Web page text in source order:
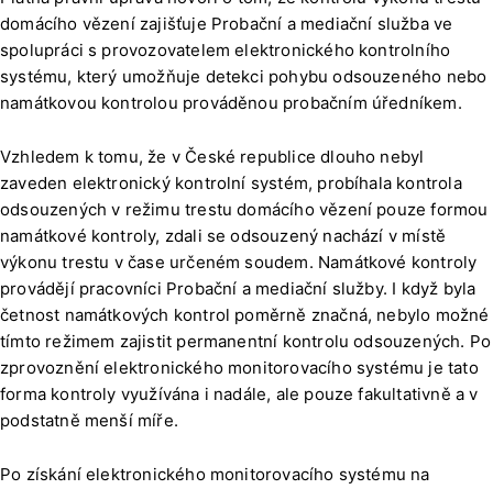
domácího vězení zajišťuje Probační a mediační služba ve
spolupráci s provozovatelem elektronického kontrolního
systému, který umožňuje detekci pohybu odsouzeného nebo
namátkovou kontrolou prováděnou probačním úředníkem.
Vzhledem k tomu, že v České republice dlouho nebyl
zaveden elektronický kontrolní systém, probíhala kontrola
odsouzených v režimu trestu domácího vězení pouze formou
namátkové kontroly, zdali se odsouzený nachází v místě
výkonu trestu v čase určeném soudem. Namátkové kontroly
provádějí pracovníci Probační a mediační služby. I když byla
četnost namátkových kontrol poměrně značná, nebylo možné
tímto režimem zajistit permanentní kontrolu odsouzených. Po
zprovoznění elektronického monitorovacího systému je tato
forma kontroly využívána i nadále, ale pouze fakultativně a v
podstatně menší míře.
Po získání elektronického monitorovacího systému na